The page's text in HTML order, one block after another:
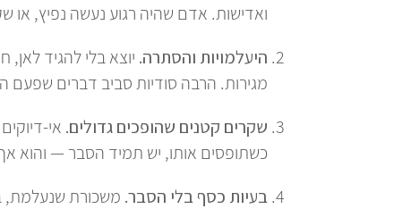
ואדישות. אדם שהיה רגוע נעשה נפיץ, או
היעלמויות והסתרה. יוצא בלי להגיד לאן,
מגירות. הרבה סודיות סביב דברים שפעם
שקרים קטנים שהופכים גדולים. אי-
כשתופסים אותו, יש תמיד הסבר — והוא
בעיות כסף בלי הסבר. משכורת שנעלמת,